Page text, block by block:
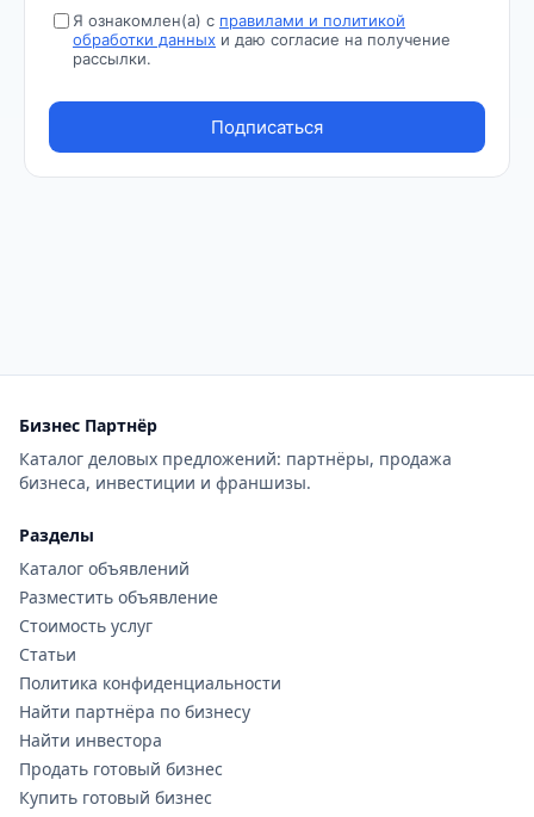
Бизнес Партнёр
Каталог деловых предложений: партнёры, продажа
бизнеса, инвестиции и франшизы.
Разделы
Каталог объявлений
Разместить объявление
Стоимость услуг
Статьи
Политика конфиденциальности
Найти партнёра по бизнесу
Найти инвестора
Продать готовый бизнес
Купить готовый бизнес